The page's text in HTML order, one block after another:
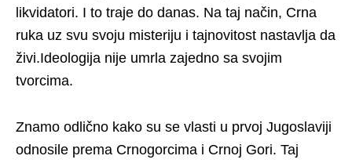
likvidatori. I to traje do danas. Na taj način, Crna
ruka uz svu svoju misteriju i tajnovitost nastavlja da
živi.Ideologija nije umrla zajedno sa svojim
tvorcima.
Znamo odlično kako su se vlasti u prvoj Jugoslaviji
odnosile prema Crnogorcima i Crnoj Gori. Taj